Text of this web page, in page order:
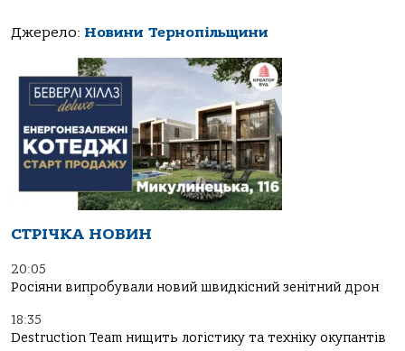
Джерело: Новини Тернопільщини
СТРІЧКА НОВИН
20:05
Росіяни випробували новий швидкісний зенітний дрон
18:35
Destruction Team нищить логістику та техніку окупантів